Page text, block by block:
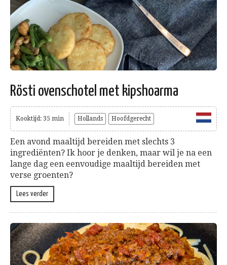
Rösti ovenschotel met kipshoarma
Kooktijd: 35 min Hollands Hoofdgerecht
Een avond maaltijd bereiden met slechts 3
ingrediënten? Ik hoor je denken, maar wil je na een
lange dag een eenvoudige maaltijd bereiden met
verse groenten?
Lees verder